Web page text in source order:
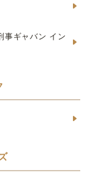
事ギャバン イン